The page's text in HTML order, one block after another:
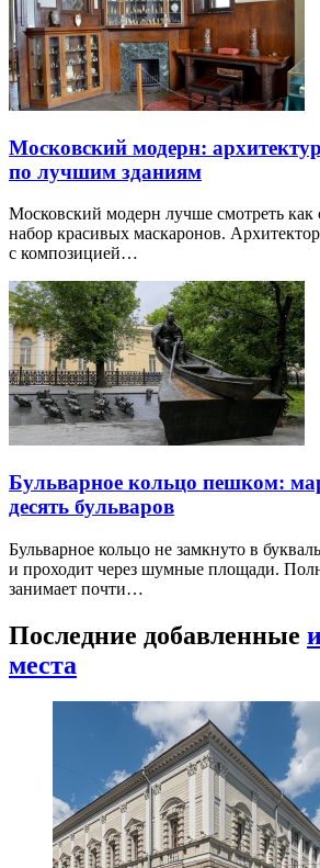
Московский модерн:
по лучшим зданиям
Московский модерн лучше смотреть как
набор красивых маскаронов.
с композицией…
Бульварное кольцо пешком:
десять бульваров
Бульварное кольцо не замкнуто в
и проходит через шумные площади.
занимает почти…
Последние добавленные
места